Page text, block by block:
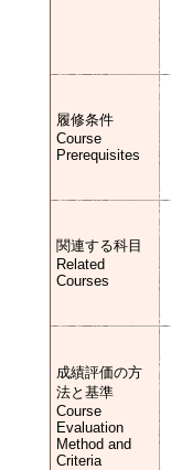
履修条件
Course
Prerequisites
関連する科目
Related
Courses
成績評価の方
法と基準
Course
Evaluation
Method and
Criteria